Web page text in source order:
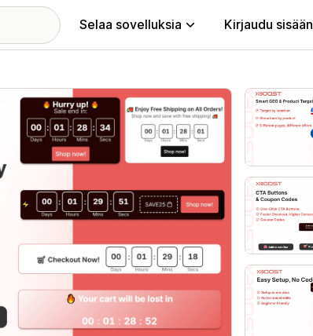
Selaa sovelluksia Kirjaudu sisään